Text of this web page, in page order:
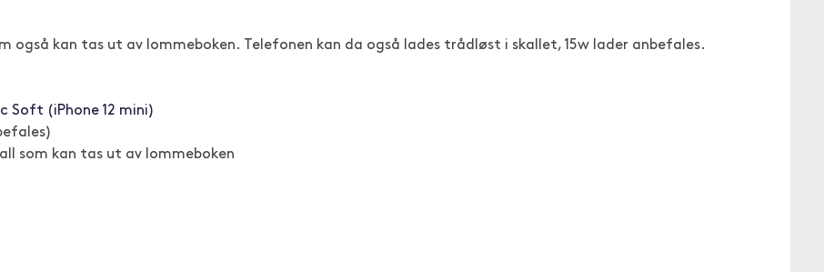
også kan tas ut av lommeboken. Telefonen kan da også lades trådløst i skallet, 15w lader anbefales.
Soft (iPhone 12 mini)
som kan tas ut av lommeboken